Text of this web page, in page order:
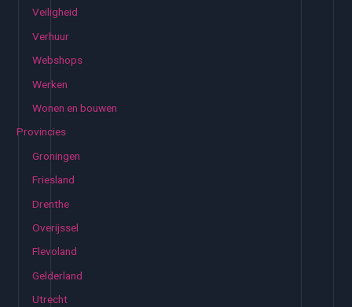
Veiligheid
Verhuur
Webshops
Werken
Wonen en bouwen
Provincies
Groningen
Friesland
Drenthe
Overijssel
Flevoland
Gelderland
Utrecht